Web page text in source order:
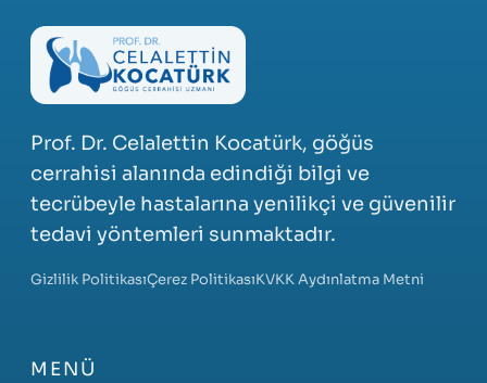
Prof. Dr. Celalettin Kocatürk, göğüs
cerrahisi alanında edindiği bilgi ve
tecrübeyle hastalarına yenilikçi ve güvenilir
tedavi yöntemleri sunmaktadır.
Gizlilik PolitikasıÇerez PolitikasıKVKK Aydınlatma Metni
MENÜ